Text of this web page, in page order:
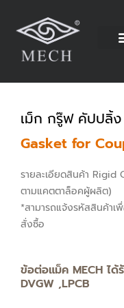
content
เม็ก กรู๊ฟ คัปปลิ้ง
Gasket for
รายละเอียดสินค้า
ตามแคตตาล็อคผู้ผลิต)
*สามารถแจ้งรหัสสินค้าเ
สั่งซื้อ
ข้อต่อแม็ค MECH ได้
DVGW ,LPCB